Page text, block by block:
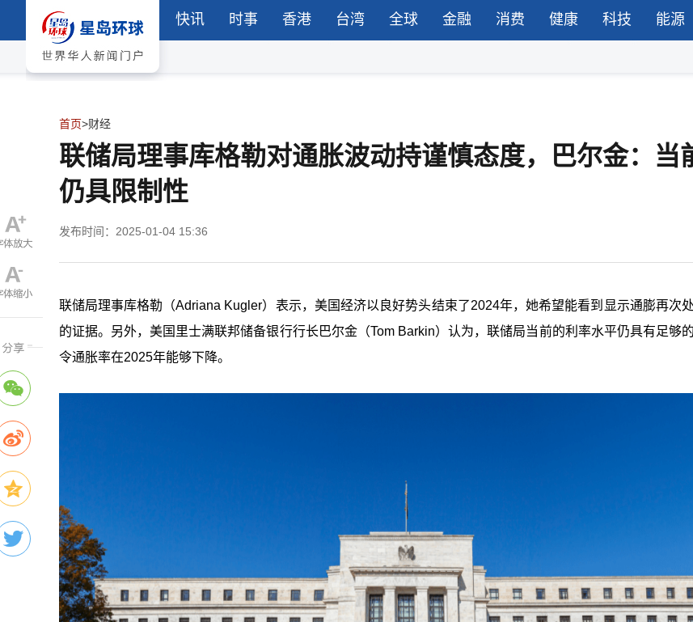
快讯 时事 香港 台湾 全球 金融 消费 健康 科技 能源
首页>财经
联储局理事库格勒对通胀波动持谨慎态度，巴尔金：当
仍具限制性
发布时间：2025-01-04 15:36
联储局理事库格勒（Adriana Kugler）表示，美国经济以良好势头结束了2024年，她希望能看到显示通膨再次
的证据。另外，美国里士满联邦储备银行行长巴尔金（Tom Barkin）认为，联储局当前的利率水平仍具有足够
令通胀率在2025年能够下降。